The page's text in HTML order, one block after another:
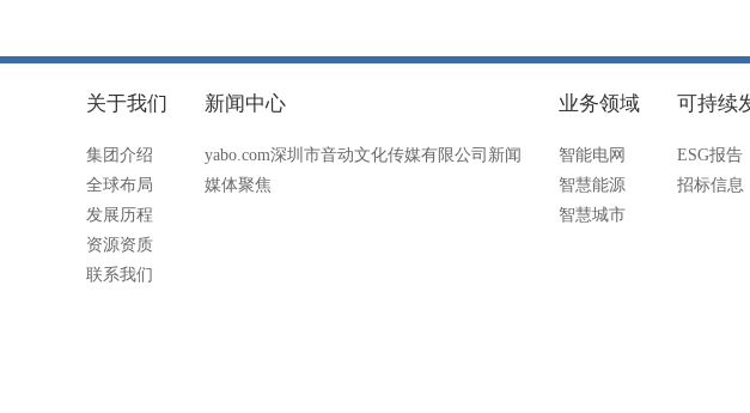
关于我们
集团介绍
全球布局
发展历程
资源资质
联系我们
新闻中心
yabo.com深圳市音动文化传媒有限公司新闻
媒体聚焦
业务领域
智能电网
智慧能源
智慧城市
可持续
ESG报告
招标信息